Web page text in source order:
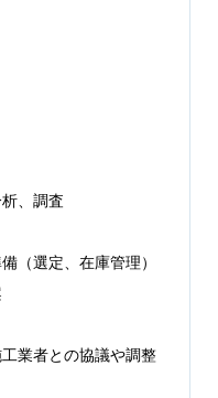
、調査
（選定、在庫管理）
業者との協議や調整